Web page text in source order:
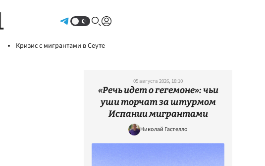
Кризис с мигрантами в Сеуте
05 августа 2026, 18:10
«Речь идет о гегемоне»: чьи
уши торчат за штурмом
Испании мигрантами
Николай Гастелло